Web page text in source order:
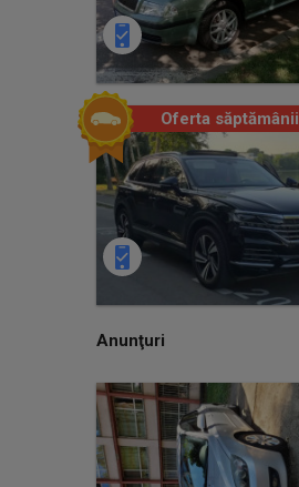
Oferta săptămânii
Anunţuri